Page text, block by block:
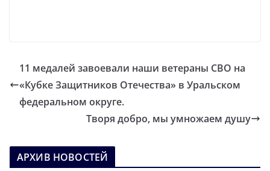
11 медалей завоевали наши ветераны СВО на
«Кубке Защитников Отечества» в Уральском
федеральном округе.
Творя добро, мы умножаем душу
АРХИВ НОВОСТЕЙ